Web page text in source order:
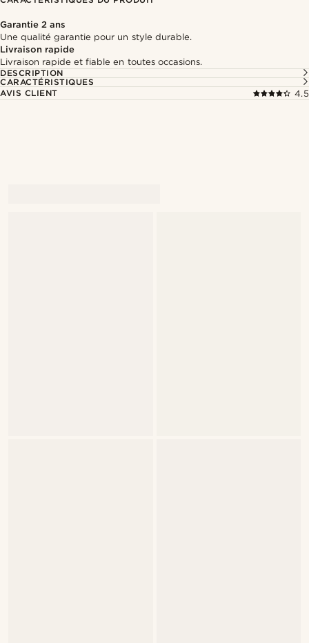
Garantie 2 ans
Une qualité garantie pour un style durable.
Livraison rapide
Livraison rapide et fiable en toutes occasions.
DESCRIPTION
CARACTÉRISTIQUES
AVIS CLIENT
4.5